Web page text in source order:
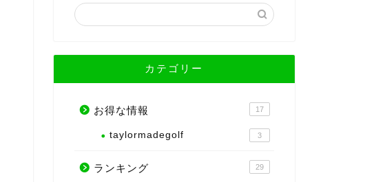
カテゴリー
お得な情報 17
taylormadegolf 3
ランキング 29